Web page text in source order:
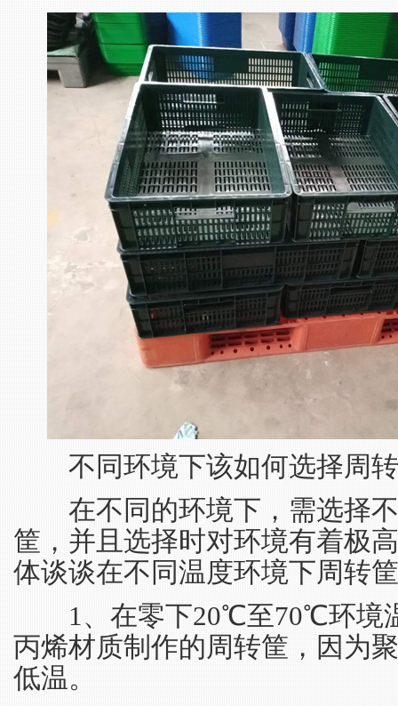
不同环境下该如何选择周
在不同的环境下，需选择不
筐，并且选择时对环境有着极
体谈谈在不同温度环境下周转
1、在零下20℃至70℃环境
丙烯材质制作的周转筐，因为
低温。